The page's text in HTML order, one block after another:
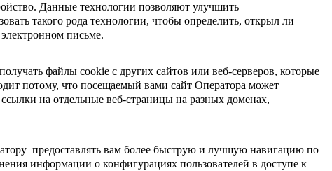
Данные технологии позволяют улучшить
такого рода технологии, чтобы определить, открыл ли
письме.
файлы cookie с других сайтов или веб-серверов, которые
потому, что посещаемый вами сайт Оператора может
на отдельные веб-страницы на разных доменах,
предоставлять вам более быструю и лучшую навигацию по
информации о конфигурациях пользователей в доступе к